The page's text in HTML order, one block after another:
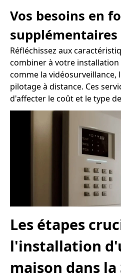
Vos besoins en
supplémentaires
Réfléchissez aux
combiner à votre installation
comme la vidéosurveillance,
pilotage à distance. Ces
d'affecter le coût et le type
Les étapes
l'installation
maison dans la